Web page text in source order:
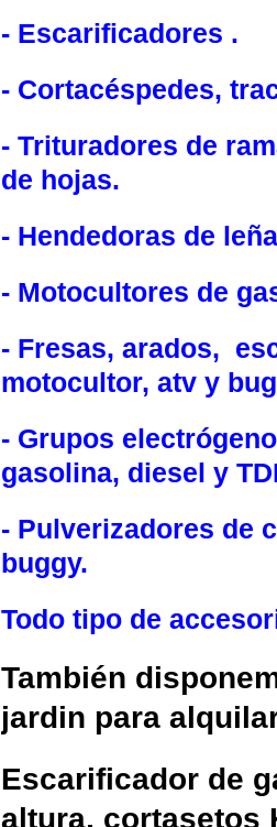
- Escarificadores .
- Cortacéspedes, t
- Trituradores de
de hojas.
- Hendedoras de
- Motocultores de
- Fresas, arados,
motocultor, atv y
- Grupos
gasolina, diesel y
- Pulverizadores de
buggy.
Todo tipo de
También
jardin para
Escarificador de
altura, cortasetos